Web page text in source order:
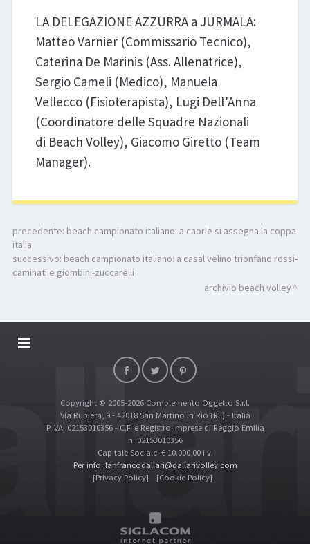
LA DELEGAZIONE AZZURRA a JURMALA:
Matteo Varnier (Commissario Tecnico),
Caterina De Marinis (Ass. Allenatrice),
Sergio Cameli (Medico), Manuela
Vellecco (Fisioterapista), Lugi Dell’Anna
(Coordinatore delle Squadre Nazionali
di Beach Volley), Giacomo Giretto (Team
Manager).
precedente: beach campionato italiano: a caorle si assegna la coppa
italia
successivo: beach campionato italiano: a casal velino trionfano rossi-
caminati e giombini-zuccarelli
archivio beach volley
DALLARIVOLLEY SOSTIENE
TOP RICERCHE
SITE MAP
Copyright © 2005-2026 Complemento Oggetto S.r.l.
Via Rubiera, 9 - 42018 San Martino in Rio (RE) - Italia
P.IVA: 02153010356 - C.F. e Registro Imprese di Reggio Emilia
n. 02153010356
Capitale Sociale: € 10.000,00 i.v.
Per info: lanfrancodallari@dallarivolley.com
[Privacy Policy]
[Cookie Policy]